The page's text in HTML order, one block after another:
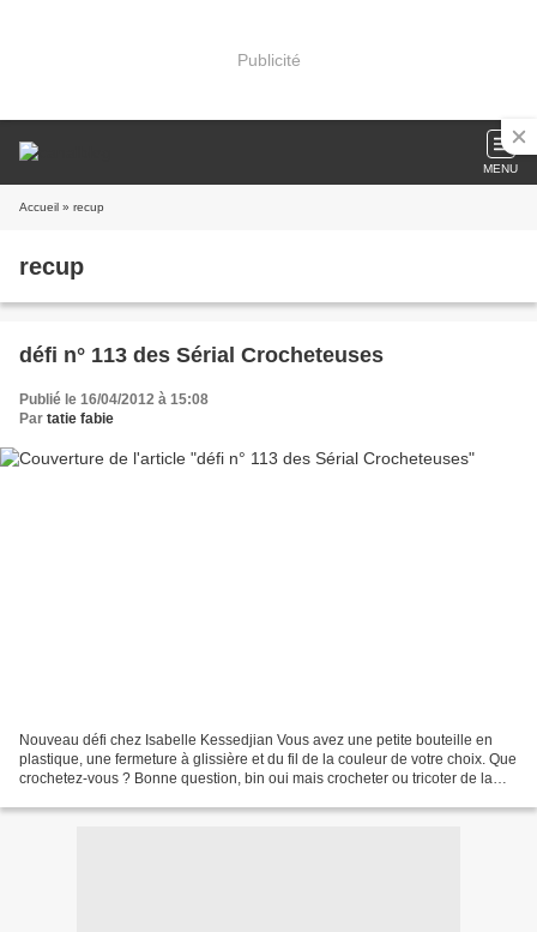
Publicité
MENU
Accueil » recup
recup
défi n° 113 des Sérial Crocheteuses
Publié le 16/04/2012 à 15:08
Par tatie fabie
Nouveau défi chez Isabelle Kessedjian Vous avez une petite bouteille en
plastique, une fermeture à glissière et du fil de la couleur de votre choix. Que
crochetez-vous ? Bonne question, bin oui mais crocheter ou tricoter de la